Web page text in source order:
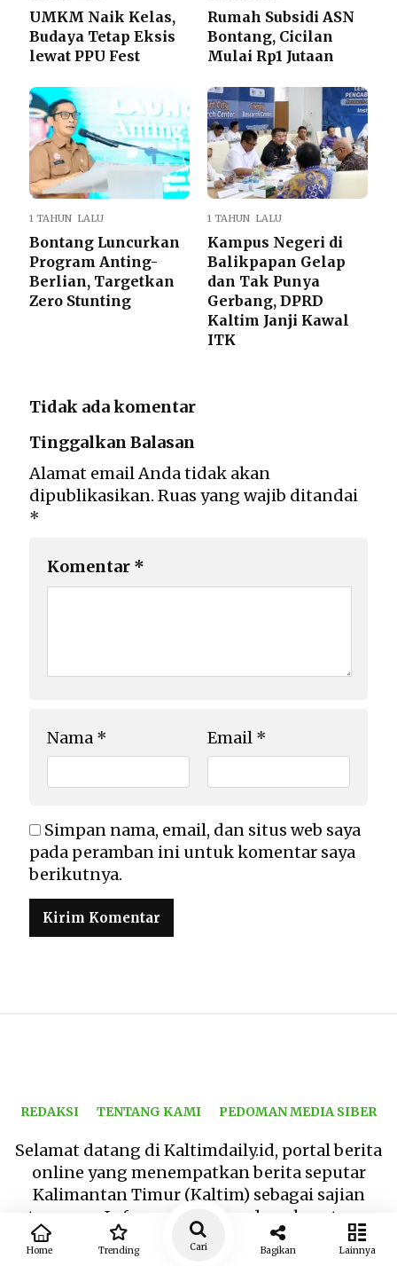
UMKM Naik Kelas,
Budaya Tetap Eksis
lewat PPU Fest
Rumah Subsidi ASN
Bontang, Cicilan
Mulai Rp1 Jutaan
1 TAHUN LALU
Bontang Luncurkan
Program Anting-
Berlian, Targetkan
Zero Stunting
1 TAHUN LALU
Kampus Negeri di
Balikpapan Gelap
dan Tak Punya
Gerbang, DPRD
Kaltim Janji Kawal
ITK
Tidak ada komentar
Tinggalkan Balasan
Alamat email Anda tidak akan
dipublikasikan. Ruas yang wajib ditandai
*
Komentar *
Nama * Email *
Simpan nama, email, dan situs web saya
pada peramban ini untuk komentar saya
berikutnya.
REDAKSI TENTANG KAMI PEDOMAN MEDIA SIBER
Selamat datang di Kaltimdaily.id, portal berita
online yang menempatkan berita seputar
Kalimantan Timur (Kaltim) sebagai sajian
utamanya. Informasi terbaru dan akurat yang
hadir menitikberatkan pada akurasi dan
ketajaman berita dengan sumber informasi
Home Trending Cari Bagikan Lainnya